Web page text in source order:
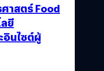
ศาสตร์ Food
ยี
อินไซต์ผู้